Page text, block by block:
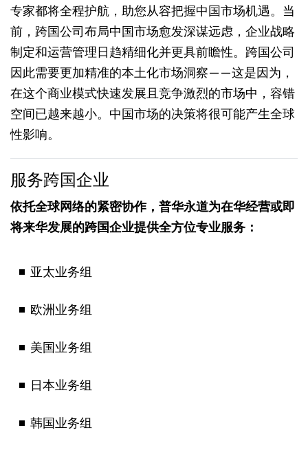
专家都将全程护航，助您从容把握中国市场机遇。当
前，跨国公司布局中国市场愈发深谋远虑，企业战略
制定和运营管理日趋精细化并更具前瞻性。跨国公司
因此需要更加精准的本土化市场洞察——这是因为，
在这个商业模式快速发展且竞争激烈的市场中，容错
空间已越来越小。中国市场的决策将很可能产生全球
性影响。
服务跨国企业
依托全球网络的紧密协作，普华永道为在华经营或即
将来华发展的跨国企业提供全方位专业服务：
亚太业务组
欧洲业务组
美国业务组
日本业务组
韩国业务组